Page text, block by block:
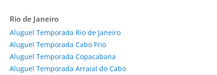
Rio de Janeiro
Aluguel Temporada Rio de Janeiro
Aluguel Temporada Cabo Frio
Aluguel Temporada Copacabana
Aluguel Temporada Arraial do Cabo